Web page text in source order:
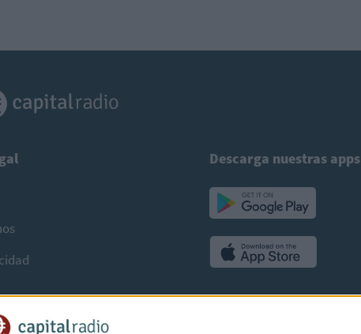
Descarga nuestras apps